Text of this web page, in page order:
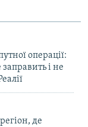
операції:
і не
де